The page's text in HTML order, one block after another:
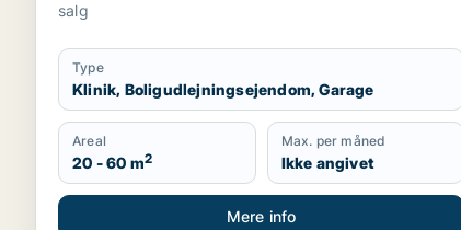
salg
Type
Klinik, Boligudlejningsejendom, Garage
Areal
20 - 60 m2
Max. per måned
Ikke angivet
Mere info